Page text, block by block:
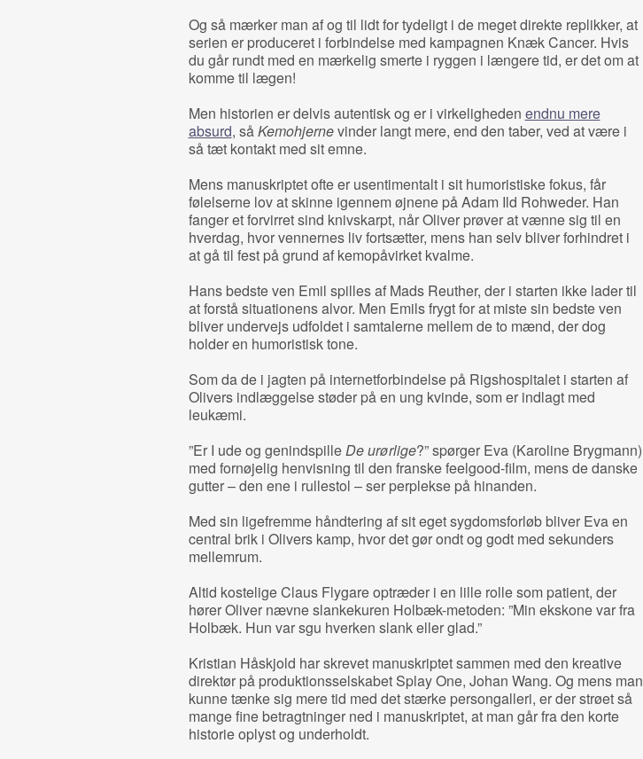
Og så mærker man af og til lidt for tydeligt i de meget direkte replikker, at
serien er produceret i forbindelse med kampagnen Knæk Cancer. Hvis
du går rundt med en mærkelig smerte i ryggen i længere tid, er det om at
komme til lægen!
Men historien er delvis autentisk og er i virkeligheden endnu mere
absurd, såKemohjernevinder langt mere, end den taber, ved at være i
så tæt kontakt med sit emne.
Mens manuskriptet ofte er usentimentalt i sit humoristiske fokus, får
følelserne lov at skinne igennem øjnene på Adam Ild Rohweder. Han
fanger et forvirret sind knivskarpt, når Oliver prøver at vænne sig til en
hverdag, hvor vennernes liv fortsætter, mens han selv bliver forhindret i
at gå til fest på grund af kemopåvirket kvalme.
Hans bedste ven Emil spilles af Mads Reuther, der i starten ikke lader til
at forstå situationens alvor. Men Emils frygt for at miste sin bedste ven
bliver undervejs udfoldet i samtalerne mellem de to mænd, der dog
holder en humoristisk tone.
Som da de i jagten på internetforbindelse på Rigshospitalet i starten af
Olivers indlæggelse støder på en ung kvinde, som er indlagt med
leukæmi.
”Er I ude og genindspilleDe urørlige?” spørger Eva (Karoline Brygmann)
med fornøjelig henvisning til den franske feelgood-film, mens de danske
gutter – den ene i rullestol – ser perplekse på hinanden.
Med sin ligefremme håndtering af sit eget sygdomsforløb bliver Eva en
central brik i Olivers kamp, hvor det gør ondt og godt med sekunders
mellemrum.
Altid kostelige Claus Flygare optræder i en lille rolle som patient, der
hører Oliver nævne slankekuren Holbæk-metoden: ”Min ekskone var fra
Holbæk. Hun var sgu hverken slank eller glad.”
Kristian Håskjold har skrevet manuskriptet sammen med den kreative
direktør på produktionsselskabet Splay One, Johan Wang. Og mens man
kunne tænke sig mere tid med det stærke persongalleri, er der strøet så
mange fine betragtninger ned i manuskriptet, at man går fra den korte
historie oplyst og underholdt.